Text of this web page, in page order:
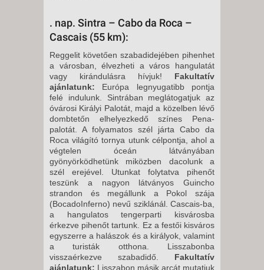
. nap. Sintra – Cabo da Roca –
Cascais (55 km):
Reggelit követően szabadidejében pihenhet
a városban, élvezheti a város hangulatát
vagy kirándulásra hívjuk! Fakultatív
ajánlatunk: Euró­pa legnyugatibb pontja
felé indulunk. Sintrában meglátogatjuk az
óvárosi Királyi Palotát, majd a közelben lévő
dombtetőn elhelyezkedő színes Pe­na-
palotát. A folyamatos szél járta Cabo da
Roca világító tornya utunk célpontja, ahol a
végtelen óceán lát­ványában
gyönyörködhetünk miköz­ben dacolunk a
szél erejével. Utunkat folytatva pihenőt
teszünk a nagyon látványos Guincho
strandon és meg­állunk a Pokol szája
(BocadoInferno) nevű sziklánál. Cascais-ba,
a hangu­latos tengerparti kisvárosba
érkezve pihenőt tartunk. Ez a festői kisváros
egyszerre a halászok és a királyok, valamint
a turisták otthona. Lis­szabonba
visszaérkezve szabadidő. Fakultatív
ajánlatunk: Lisszabon másik arcát mutatjuk